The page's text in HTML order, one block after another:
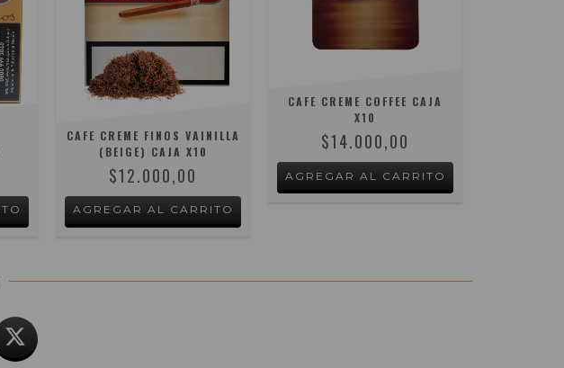
CAFE CREME FINOS VAINILLA
(BEIGE) CAJA X10
$12.000,00
CAFE CREME COFFEE CAJA
X10
$14.000,00